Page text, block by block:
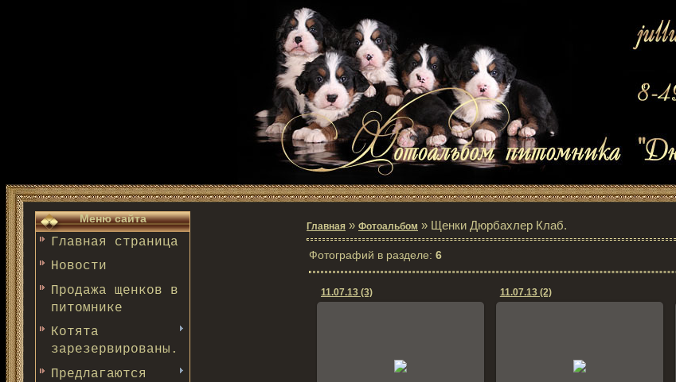
Меню сайта
Главная страница
Новости
Продажа щенков в
питомнике
Котята
зарезервированы.
Предлагаются
Главная » Фотоальбом » Щенки Дюрбахлер Клаб.
Фотографий в разделе: 6
11.07.13 (3) 11.07.13 (2)